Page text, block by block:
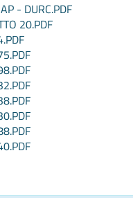
- DURC.PDF
20.PDF